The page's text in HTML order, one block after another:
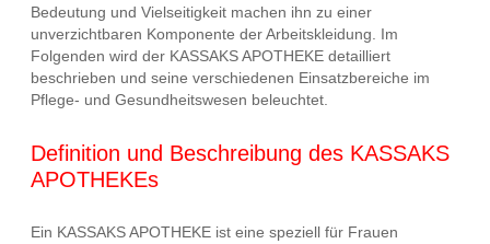
Bedeutung und Vielseitigkeit machen ihn zu einer
unverzichtbaren Komponente der Arbeitskleidung. Im
Folgenden wird der KASSAKS APOTHEKE detailliert
beschrieben und seine verschiedenen Einsatzbereiche im
Pflege- und Gesundheitswesen beleuchtet.
Definition und Beschreibung des KASSAKS
APOTHEKEs
Ein KASSAKS APOTHEKE ist eine speziell für Frauen